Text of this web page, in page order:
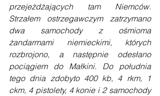
przejeżdżających tam Niemców.
Strzałem ostrzegawczym zatrzymano
dwa samochody z ośmioma
żandarmami niemieckimi, których
rozbrojono, a następnie odesłano
pociągiem do Małkini. Do południa
tego dnia zdobyto 400 kb, 4 rkm, 1
ckm, 4 pistolety, 4 konie i 2 samochody